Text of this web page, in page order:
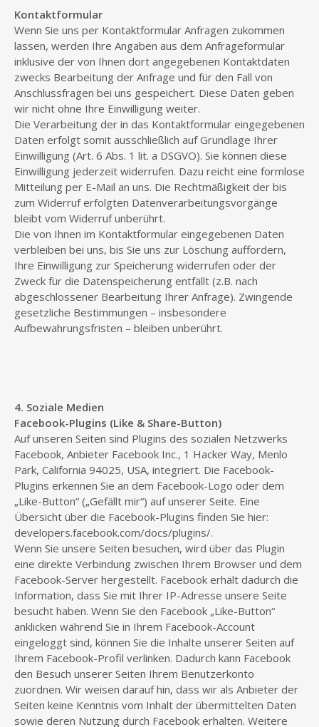
Kontaktformular
Wenn Sie uns per Kontaktformular Anfragen zukommen
lassen, werden Ihre Angaben aus dem Anfrageformular
inklusive der von Ihnen dort angegebenen Kontaktdaten
zwecks Bearbeitung der Anfrage und für den Fall von
Anschlussfragen bei uns gespeichert. Diese Daten geben
wir nicht ohne Ihre Einwilligung weiter.
Die Verarbeitung der in das Kontaktformular eingegebenen
Daten erfolgt somit ausschließlich auf Grundlage Ihrer
Einwilligung (Art. 6 Abs. 1 lit. a DSGVO). Sie können diese
Einwilligung jederzeit widerrufen. Dazu reicht eine formlose
Mitteilung per E-Mail an uns. Die Rechtmäßigkeit der bis
zum Widerruf erfolgten Datenverarbeitungsvorgänge
bleibt vom Widerruf unberührt.
Die von Ihnen im Kontaktformular eingegebenen Daten
verbleiben bei uns, bis Sie uns zur Löschung auffordern,
Ihre Einwilligung zur Speicherung widerrufen oder der
Zweck für die Datenspeicherung entfällt (z.B. nach
abgeschlossener Bearbeitung Ihrer Anfrage). Zwingende
gesetzliche Bestimmungen – insbesondere
Aufbewahrungsfristen – bleiben unberührt.
4. Soziale Medien
Facebook-Plugins (Like & Share-Button)
Auf unseren Seiten sind Plugins des sozialen Netzwerks
Facebook, Anbieter Facebook Inc., 1 Hacker Way, Menlo
Park, California 94025, USA, integriert. Die Facebook-
Plugins erkennen Sie an dem Facebook-Logo oder dem
„Like-Button“ („Gefällt mir“) auf unserer Seite. Eine
Übersicht über die Facebook-Plugins finden Sie hier:
developers.facebook.com/docs/plugins/.
Wenn Sie unsere Seiten besuchen, wird über das Plugin
eine direkte Verbindung zwischen Ihrem Browser und dem
Facebook-Server hergestellt. Facebook erhält dadurch die
Information, dass Sie mit Ihrer IP-Adresse unsere Seite
besucht haben. Wenn Sie den Facebook „Like-Button“
anklicken während Sie in Ihrem Facebook-Account
eingeloggt sind, können Sie die Inhalte unserer Seiten auf
Ihrem Facebook-Profil verlinken. Dadurch kann Facebook
den Besuch unserer Seiten Ihrem Benutzerkonto
zuordnen. Wir weisen darauf hin, dass wir als Anbieter der
Seiten keine Kenntnis vom Inhalt der übermittelten Daten
sowie deren Nutzung durch Facebook erhalten. Weitere